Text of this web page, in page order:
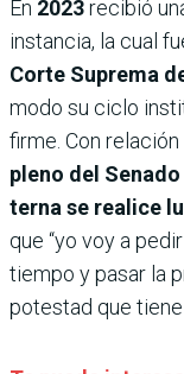
En 2023recibió
instancia, la cual
Corte Suprema
modo su ciclo
firme. Con relación
pleno del
terna se realice
que “yo voy a
tiempo y pasar la
potestad que tiene